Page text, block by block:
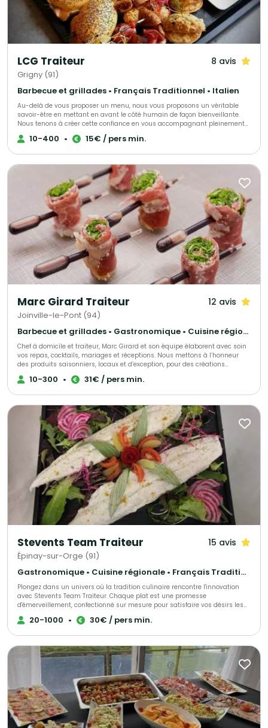
LCG Traiteur 8 avis
Grigny (91)
Barbecue et grillades • Français Traditionnel • Italien
Au-delà de vous proposer un menu, nous vous proposons un véritable
savoir-être en mettant en avant le côté humain de façon bienveillante.
Nous tenons à créer cette confiance en vous accompagnant pleinement
afin que vous puissiez être sereins le jour de réception. Il est
indispensable que vous vous sentiez écoutés et dirigés si nécessaire. Ces
10-400 • 15€ / pers min.
Marc Girard Traiteur 12 avis
Joinville-le-Pont (94)
Barbecue et grillades • Gastronomique • Cuisine régionale
Chef à domicile et traiteur, Marc Girard et son équipe élaborent avec soin
vos repas, cocktails, mariages et réceptions. Nous mettons à l’honneur
des produits saisonniers, locaux et d’exception, pour des créations
gourmandes et raffinées qui raviront vos convives. Engagés pour une
cuisine responsable, nous soutenons la consommation durable des
l’environnement.
10-300 • 31€ / pers min.
Stevents Team Traiteur 15 avis
Épinay-sur-Orge (91)
Gastronomique • Cuisine régionale • Français Traditionnel
Plongez dans un univers où la tradition culinaire rencontre l'innovation
avec Stevents Team Traiteur. Chaque plat est une promesse
d'émerveillement, confectionné sur mesure pour satisfaire vos désirs les
plus exquis. Laissez-vous surprendre par une expérience gustative
inoubliable, où gourmandise rime avec créativité. Stevents Team Traiteur,
20-1000 • 30€ / pers min.